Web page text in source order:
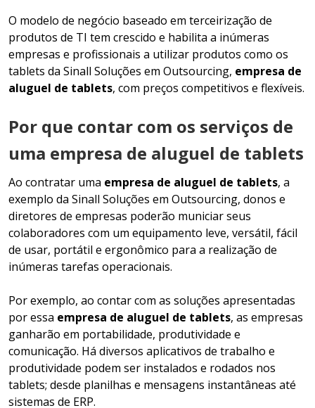
O modelo de negócio baseado em terceirização de
produtos de TI tem crescido e habilita a inúmeras
empresas e profissionais a utilizar produtos como os
tablets da Sinall Soluções em Outsourcing, empresa de
aluguel de tablets, com preços competitivos e flexíveis.
Por que contar com os serviços de
uma empresa de aluguel de tablets
Ao contratar uma empresa de aluguel de tablets, a
exemplo da Sinall Soluções em Outsourcing, donos e
diretores de empresas poderão municiar seus
colaboradores com um equipamento leve, versátil, fácil
de usar, portátil e ergonômico para a realização de
inúmeras tarefas operacionais.
Por exemplo, ao contar com as soluções apresentadas
por essa empresa de aluguel de tablets, as empresas
ganharão em portabilidade, produtividade e
comunicação. Há diversos aplicativos de trabalho e
produtividade podem ser instalados e rodados nos
tablets; desde planilhas e mensagens instantâneas até
sistemas de ERP.